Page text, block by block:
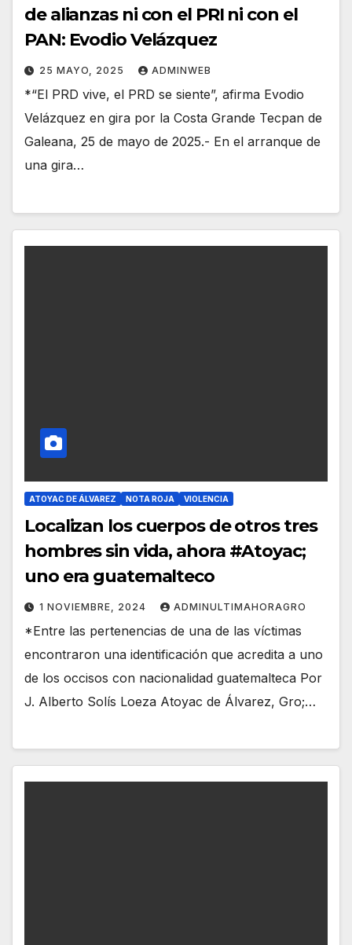
de alianzas ni con el PRI ni con el
PAN: Evodio Velázquez
25 MAYO, 2025 ADMINWEB
*“El PRD vive, el PRD se siente”, afirma Evodio
Velázquez en gira por la Costa Grande Tecpan de
Galeana, 25 de mayo de 2025.- En el arranque de
una gira…
ATOYAC DE ÁLVAREZ NOTA ROJA VIOLENCIA
Localizan los cuerpos de otros tres
hombres sin vida, ahora #Atoyac;
uno era guatemalteco
1 NOVIEMBRE, 2024 ADMINULTIMAHORAGRO
*Entre las pertenencias de una de las víctimas
encontraron una identificación que acredita a uno
de los occisos con nacionalidad guatemalteca Por
J. Alberto Solís Loeza Atoyac de Álvarez, Gro;…